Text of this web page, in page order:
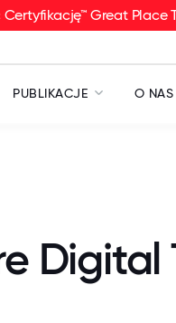
Great Place
PUBLIKACJE O NAS
Digital